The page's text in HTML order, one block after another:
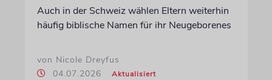
Auch in der Schweiz wählen Eltern weiterhin
häufig biblische Namen für ihr Neugeborenes
von Nicole Dreyfus
04.07.2026
Aktualisiert